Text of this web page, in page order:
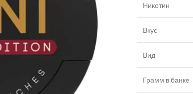
Никотин
Вкус
Вид
Грамм в банке